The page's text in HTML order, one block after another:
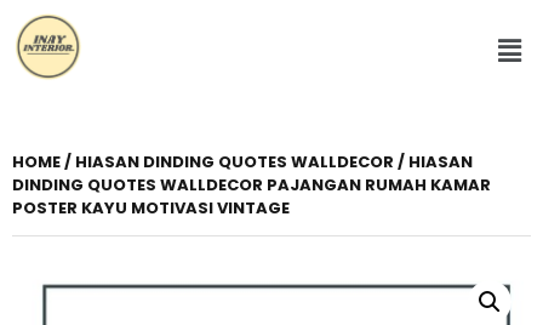
HOME/ HIASAN DINDING QUOTES WALLDECOR / HIASAN
DINDING QUOTES WALLDECOR PAJANGAN RUMAH KAMAR
POSTER KAYU MOTIVASI VINTAGE